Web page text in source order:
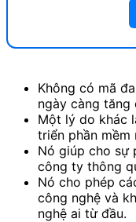
Không có mã
ngày càng tăng
Một lý do khác
triển phần mềm
Nó giúp cho sự
công ty thông
Nó cho phép
công nghệ và
nghệ ai từ đầu.